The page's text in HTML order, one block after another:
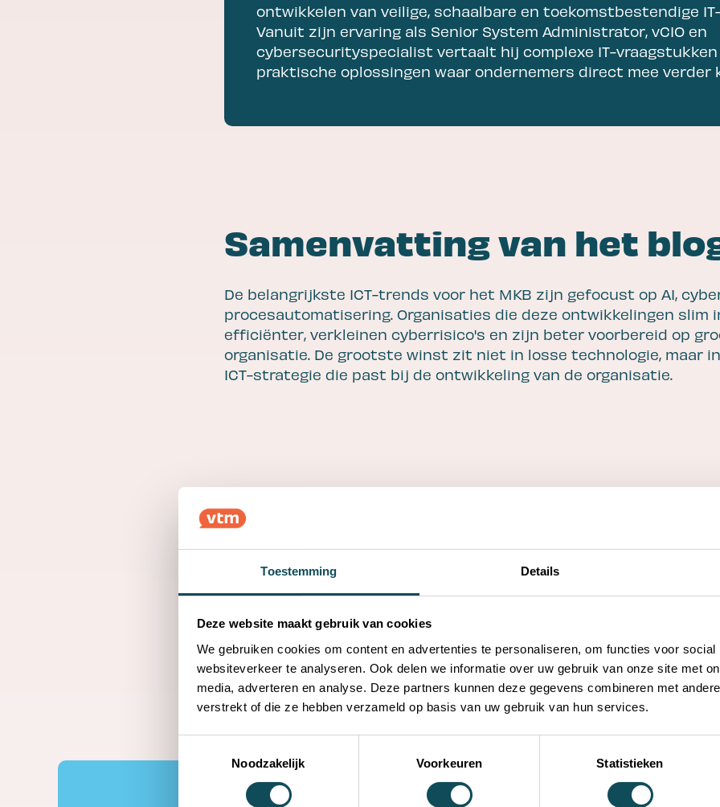
Toestemming Details
Deze website maakt gebruik van cookies
We gebruiken cookies om content en advertenties te personaliseren, om functies voor social
websiteverkeer te analyseren. Ook delen we informatie over uw gebruik van onze site met
media, adverteren en analyse. Deze partners kunnen deze gegevens combineren met
verstrekt of die ze hebben verzameld op basis van uw gebruik van hun services.
Noodzakelijk
Voorkeuren Statistieken
ontwikkelen van veilige, schaalbare en toekomstbestendige
Vanuit zijn ervaring als Senior System Administrator, vCIO en
cybersecurityspecialist vertaalt hij complexe IT-vraagstukken
praktische oplossingen waar ondernemers direct mee verder
Samenvatting van het
De belangrijkste ICT-trends voor het MKB zijn gefocust op AI,
procesautomatisering. Organisaties die deze ontwikkelingen slim
efficiënter, verkleinen cyberrisico's en zijn beter voorbereid op
organisatie. De grootste winst zit niet in losse technologie, maar
ICT-strategie die past bij de ontwikkeling van de organisatie.
Belangrijkste inzichten
AI wordt een vast onderdeel van de dagelijkse bedrijfsvoering.
Een duidelijke ICT-strategie zorgt ervoor dat technologie blijft
jouw organisatie.
Begin klein, maar werk altijd vanuit een plan voor de lange